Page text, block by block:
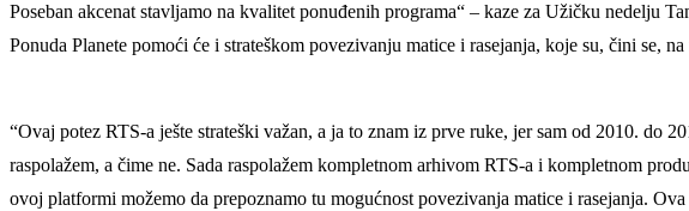
Poseban akcenat stavljamo na kvalitet ponuđenih programa“ – kaze za Užičku nedelju
Ponuda Planete pomoći će i strateškom povezivanju matice i rasejanja, koje su, čini se,
“Ovaj potez RTS-a ješte strateški važan, a ja to znam iz prve ruke, jer sam od 2010. do
raspolažem, a čime ne. Sada raspolažem kompletnom arhivom RTS-a i kompletnom
ovoj platformi možemo da prepoznamo tu mogućnost povezivanja matice i rasejanja.